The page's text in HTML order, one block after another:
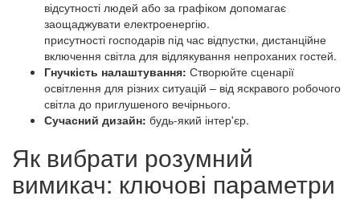
відсутності людей або за графіком допомагає
заощаджувати електроенергію.
присутності господарів під час відпустки, дистанційне
включення світла для відлякування непроханих гостей.
Гнучкість налаштування: Створюйте сценарії
освітлення для різних ситуацій – від яскравого робочого
світла до приглушеного вечірнього.
Сучасний дизайн: будь-який інтер'єр.
Як вибрати розумний
вимикач: ключові параметри